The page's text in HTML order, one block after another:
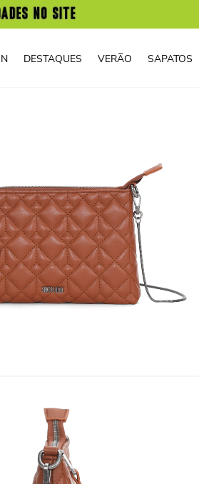
DESTAQUES VERÃO SAPATOS